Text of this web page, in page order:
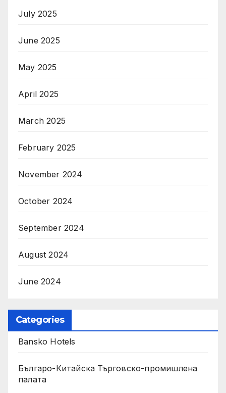
July 2025
June 2025
May 2025
April 2025
March 2025
February 2025
November 2024
October 2024
September 2024
August 2024
June 2024
Categories
Bansko Hotels
Българо-Китайска Търговско-промишлена
палaта